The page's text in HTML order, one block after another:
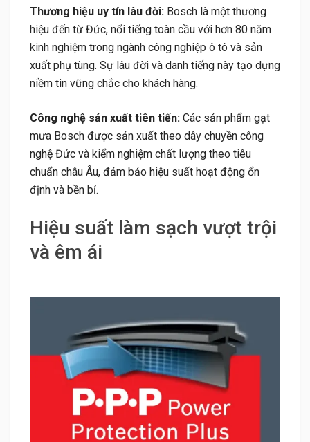
Thương hiệu uy tín lâu đời: Bosch là một thương
hiệu đến từ Đức, nổi tiếng toàn cầu với hơn 80 năm
kinh nghiệm trong ngành công nghiệp ô tô và sản
xuất phụ tùng. Sự lâu đời và danh tiếng này tạo dựng
niềm tin vững chắc cho khách hàng.
Công nghệ sản xuất tiên tiến: Các sản phẩm gạt
mưa Bosch được sản xuất theo dây chuyền công
nghệ Đức và kiểm nghiệm chất lượng theo tiêu
chuẩn châu Âu, đảm bảo hiệu suất hoạt động ổn
định và bền bỉ.
Hiệu suất làm sạch vượt trội
và êm ái